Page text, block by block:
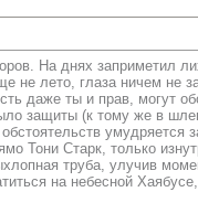
На днях заприметил
лето, глаза ничем не
даже ты и прав, могут
защиты (к тому же в
умудряется
Тони Старк, только
труба, улучив
на небесной